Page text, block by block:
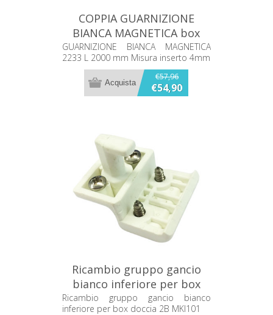
COPPIA GUARNIZIONE
BIANCA MAGNETICA box
doccia 2b 2233 L 2000 mm
GUARNIZIONE BIANCA MAGNETICA
2233 L 2000 mm Misura inserto 4mm
€57,96
€54,90
Ricambio gruppo gancio
bianco inferiore per box
doccia 2B MKI101
Ricambio gruppo gancio bianco
inferiore per box doccia 2B MKI101